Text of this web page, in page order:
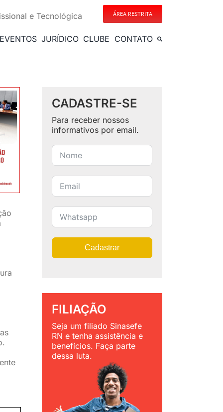
e Tecnológica ÁREA RESTRITA
EVENTOS JURÍDICO CLUBE CONTATO
CADASTRE-SE
Para receber nossos
informativos por email.
Cadastrar
FILIAÇÃO
Seja um filiado Sinasefe
RN e tenha assistência e
benefícios. Faça parte
dessa luta.